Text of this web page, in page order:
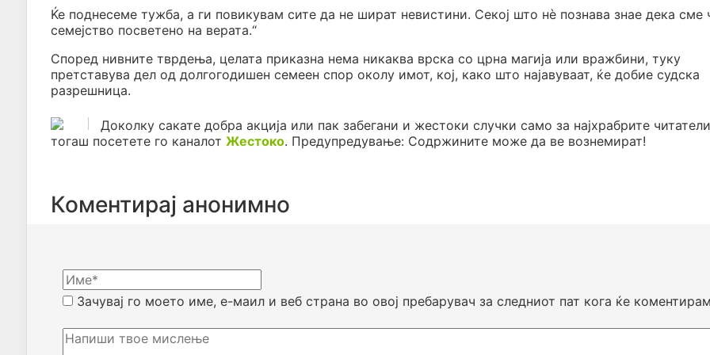
Ќе поднесеме тужба, а ги повикувам сите да не шират невистини. Секој што нè познава знае дека сме
семејство посветено на верата.“
Според нивните тврдења, целата приказна нема никаква врска со црна магија или вражбини, туку
претставува дел од долгогодишен семеен спор околу имот, кој, како што најавуваат, ќе добие судска
разрешница.
Доколку сакате добра акција или пак забегани и жестоки случки само за најхрабрите
тогаш посетете го каналот Жестоко. Предупредување: Содржините може да ве вознемират!
Коментирај анонимно
Зачувај го моето име, е-маил и веб страна во овој пребарувач за следниот пат кога ќе